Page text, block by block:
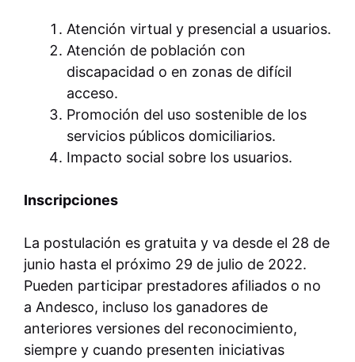
Atención virtual y presencial a usuarios.
Atención de población con
discapacidad o en zonas de difícil
acceso.
Promoción del uso sostenible de los
servicios públicos domiciliarios.
Impacto social sobre los usuarios.
Inscripciones
La postulación es gratuita y va desde el 28 de
junio hasta el próximo 29 de julio de 2022.
Pueden participar prestadores afiliados o no
a Andesco, incluso los ganadores de
anteriores versiones del reconocimiento,
siempre y cuando presenten iniciativas